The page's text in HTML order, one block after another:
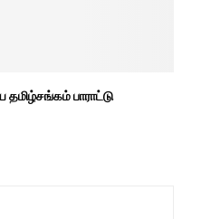
தமிழ்சங்கம் பாராட்டு